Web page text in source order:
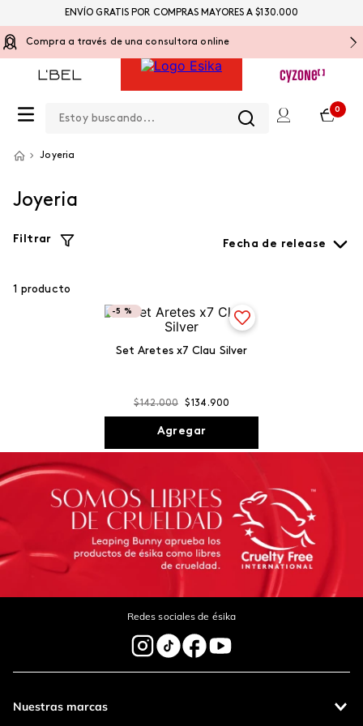
Compra a través de una consultora online
0
ENVÍO GRATIS POR COMPRAS MAYORES A $130.000
Joyeria
Joyeria
Filtrar Fecha de release
1 producto
Set Aretes x7 Clau Silver
-5 %
$142.000 $134 .900
Agregar
Redes sociales de ésika
Nuestras marcas